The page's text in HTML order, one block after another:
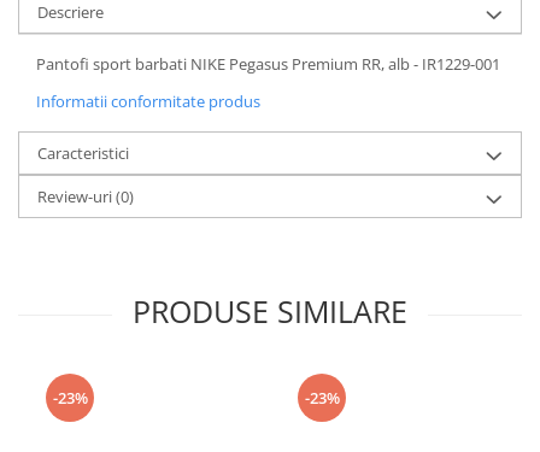
Descriere
Pantofi sport barbati NIKE Pegasus Premium RR, alb - IR1229-001
Informatii conformitate produs
Caracteristici
Review-uri(0)
PRODUSE SIMILARE
-23% -23%